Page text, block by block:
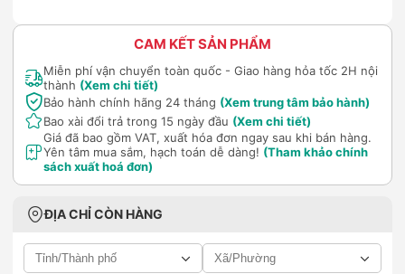
CAM KẾT SẢN PHẨM
Miễn phí vận chuyển toàn quốc - Giao hàng hỏa tốc 2H nội
thành (Xem chi tiết)
Bảo hành chính hãng 24 tháng (Xem trung tâm bảo hành)
Bao xài đổi trả trong 15 ngày đầu (Xem chi tiết)
Giá đã bao gồm VAT, xuất hóa đơn ngay sau khi bán hàng.
Yên tâm mua sắm, hạch toán dễ dàng! (Tham khảo chính
sách xuất hoá đơn)
ĐỊA CHỈ CÒN HÀNG